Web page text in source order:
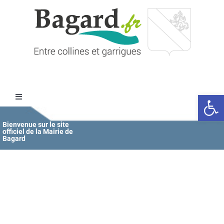
Ouvrir
Toggle
Navigation
Accueil
Bienvenue sur le site
officiel de la Mairie de
Bagard